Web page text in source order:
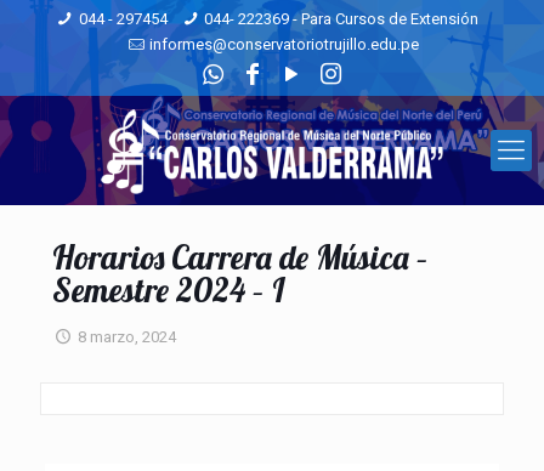
044 - 297454
044- 222369 - Para Cursos de Extensión
informes@conservatoriotrujillo.edu.pe
Horarios Carrera de Música –
Semestre 2024 – I
8 marzo, 2024